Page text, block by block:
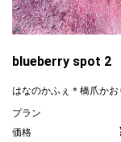
blueberry spot 2
はなのかふぇ＊橋爪かお
プラン
価格